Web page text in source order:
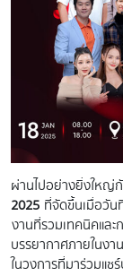
ผ่านไปอย่างยิ่งใหญ่
2025 ที่จัดขึ้นเมื่อวัน
งานที่รวมเทคนิคแล
บรรยากาศภายในง
ในวงการที่มาร่วมแช